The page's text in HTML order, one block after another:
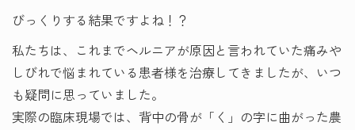
びっくりする結果ですよね！？
私たちは、これまでヘルニアが原因と言われていた痛みや
しびれで悩まれている患者様を治療してきましたが、いつ
も疑問に思っていました。
実際の臨床現場では、背中の骨が「く」の字に曲がった農